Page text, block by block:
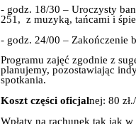
- godz. 18/30 – Uroczysty
251, z muzyką, tańcami i
- godz. 24/00 – Zakończenie
Programu zajęć zgodnie z
planujemy, pozostawiając
spotkania.
Koszt części oficjalnej: 80
Wpłaty na rachunek tak jak